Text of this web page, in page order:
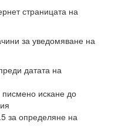
страницата на
за уведомяване на
датата на
писмено искане до
за определяне на